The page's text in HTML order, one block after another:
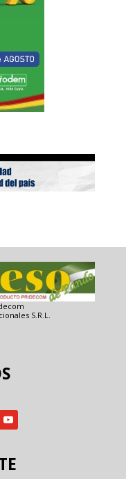
S.R.L.